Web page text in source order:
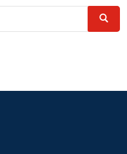
Search